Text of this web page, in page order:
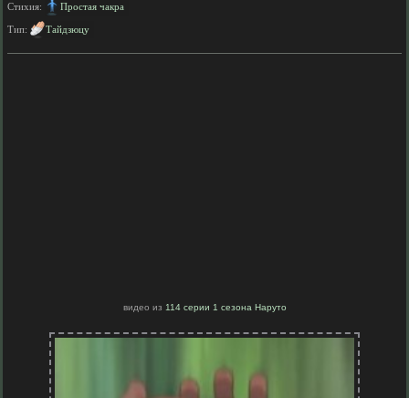
Стихия: Простая чакра
Тип: Тайдзюцу
видео из 114 серии 1 сезона Наруто